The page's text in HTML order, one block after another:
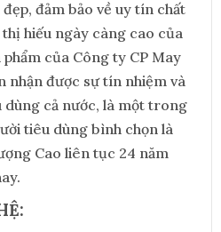
đảm bảo về uy tín chất
hiếu ngày càng cao của
của Công ty CP May
nhận được sự tín nhiệm và
cả nước, là một trong
tiêu dùng bình chọn là
Cao liên tục 24 năm